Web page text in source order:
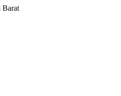
Barat